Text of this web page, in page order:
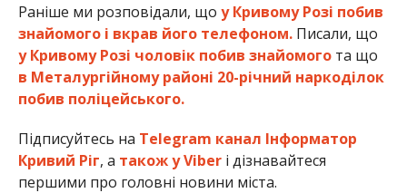
Раніше ми розповідали, що у Кривому Розі побив
знайомого і вкрав його телефоном.Писали, що
у Кривому Розі чоловік побив знайомогота що
в Металургійному районі 20-річний наркоділок
побив поліцейського.
Підписуйтесь на Telegram канал Інформатор
Кривий Ріг, а також у Viberі дізнавайтеся
першими про головні новини міста.